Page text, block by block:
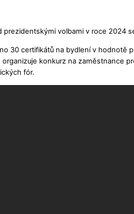
prezidentskými volbami v roce 2024
30 certifikátů na bydlení v hodnotě
organizuje konkurz na zaměstnance
fór.